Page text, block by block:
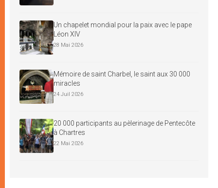
Un chapelet mondial pour la paix avec le pape
Léon XIV
28 Mai 2026
Mémoire de saint Charbel, le saint aux 30 000
miracles
24 Juil 2026
20 000 participants au pèlerinage de Pentecôte
à Chartres
22 Mai 2026